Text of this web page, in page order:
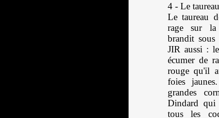
4 - Le
Le taureau
rage sur
brandit
JIR aussi :
écumer de
rouge qu'il
foies
grandes
Dindard
tous les